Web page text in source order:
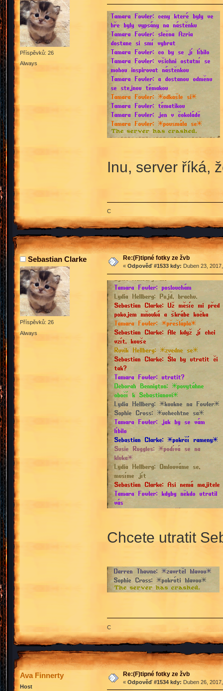
Příspěvků: 26
Always
Inu, server říká,
C
Sebastian Clarke
Příspěvků: 26
Always
Re:(F)tipné fotky ze žvb
« Odpověď #1533 kdy: Duben 23,
Chcete utratit
C
Ava Finnerty
Host
Re:(F)tipné fotky ze žvb
« Odpověď #1534 kdy: Duben 26,